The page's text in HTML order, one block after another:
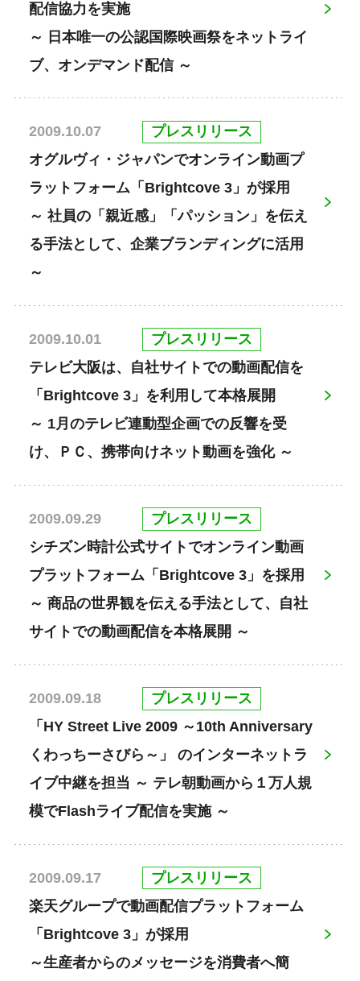
配信協力を実施
～ 日本唯一の公認国際映画祭をネットライ
ブ、オンデマンド配信 ～
2009.10.07
プレスリリース
オグルヴィ・ジャパンでオンライン動画プ
ラットフォーム「Brightcove 3」が採用
～ 社員の「親近感」「パッション」を伝え
る手法として、企業ブランディングに活用
～
2009.10.01
プレスリリース
テレビ大阪は、自社サイトでの動画配信を
「Brightcove 3」を利用して本格展開
～ 1月のテレビ連動型企画での反響を受
け、ＰＣ、携帯向けネット動画を強化 ～
2009.09.29
プレスリリース
シチズン時計公式サイトでオンライン動画
プラットフォーム「Brightcove 3」を採用
～ 商品の世界観を伝える手法として、自社
サイトでの動画配信を本格展開 ～
2009.09.18
プレスリリース
「HY Street Live 2009 ～10th Anniversary
くわっちーさびら～」 のインターネットラ
イブ中継を担当 ～ テレ朝動画から１万人規
模でFlashライブ配信を実施 ～
2009.09.17
プレスリリース
楽天グループで動画配信プラットフォーム
「Brightcove 3」が採用
～生産者からのメッセージを消費者へ簡